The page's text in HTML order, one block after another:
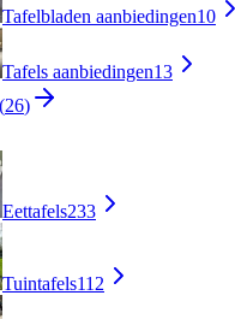
Tafelbladen aanbiedingen10
Tafels aanbiedingen13
(26)
Eettafels233
Tuintafels112